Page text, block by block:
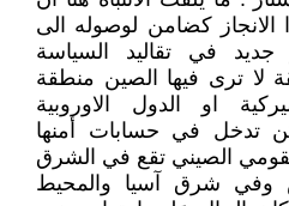
كضامن لوصوله الى
جديد في تقاليد السياسة
لا ترى فيها الصين منطقة
او الدول الاوروبية
تدخل في حسابات أمنها
الصيني تقع في الشرق
شرق آسيا والمحيط